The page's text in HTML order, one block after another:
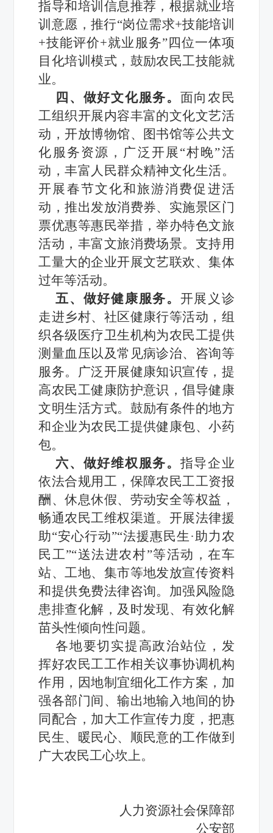
指导和培训信息推荐，根据就业培
训意愿，推行“岗位需求+技能培训
+技能评价+就业服务”四位一体项
目化培训模式，鼓励农民工技能就
业。
四、做好文化服务。 面向农民
工组织开展内容丰富的文化文艺活
动，开放博物馆、图书馆等公共文
化服务资源，广泛开展“村晚”活
动，丰富人民群众精神文化生活。
开展春节文化和旅游消费促进活
动，推出发放消费券、实施景区门
票优惠等惠民举措，举办特色文旅
活动，丰富文旅消费场景。支持用
工量大的企业开展文艺联欢、集体
过年等活动。
五、做好健康服务。 开展义诊
走进乡村、社区健康行等活动，组
织各级医疗卫生机构为农民工提供
测量血压以及常见病诊治、咨询等
服务。广泛开展健康知识宣传，提
高农民工健康防护意识，倡导健康
文明生活方式。鼓励有条件的地方
和企业为农民工提供健康包、小药
包。
六、做好维权服务。 指导企业
依法合规用工，保障农民工工资报
酬、休息休假、劳动安全等权益，
畅通农民工维权渠道。开展法律援
助“安心行动”“法援惠民生·助力农
民工”“送法进农村”等活动，在车
站、工地、集市等地发放宣传资料
和提供免费法律咨询。加强风险隐
患排查化解，及时发现、有效化解
苗头性倾向性问题。
各地要切实提高政治站位，发
挥好农民工工作相关议事协调机构
作用，因地制宜细化工作方案，加
强各部门间、输出地输入地间的协
同配合，加大工作宣传力度，把惠
民生、暖民心、顺民意的工作做到
广大农民工心坎上。
人力资源社会保障部
公安部